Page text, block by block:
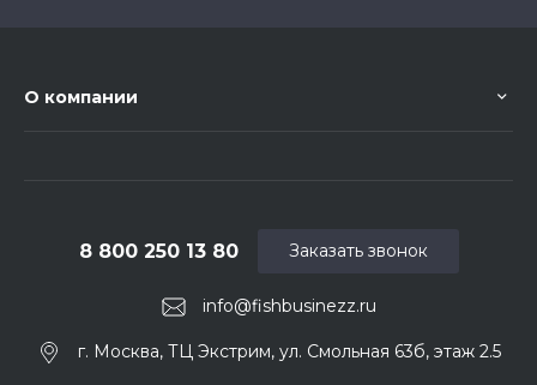
О компании
info@fishbusinezz.ru
8 800 250 13 80
г. Москва, ТЦ Экстрим, ул. Смольная 63б, этаж 2.5
Заказать звонок